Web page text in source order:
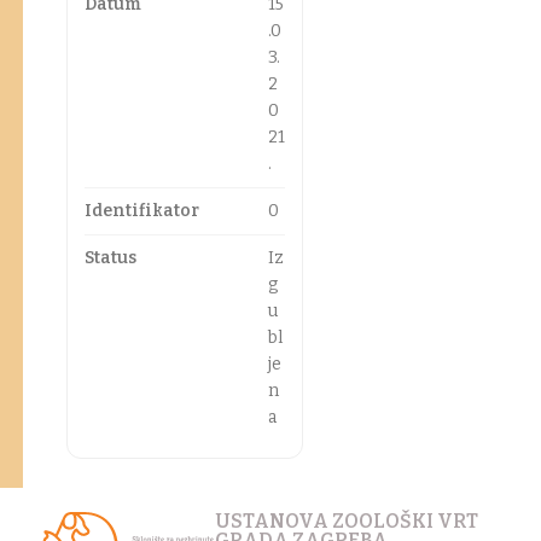
.0
3.
2
0
21
.
Identifikator 0
Status
Iz
g
u
bl
je
n
a
USTANOVA ZOOLOŠKI VRT